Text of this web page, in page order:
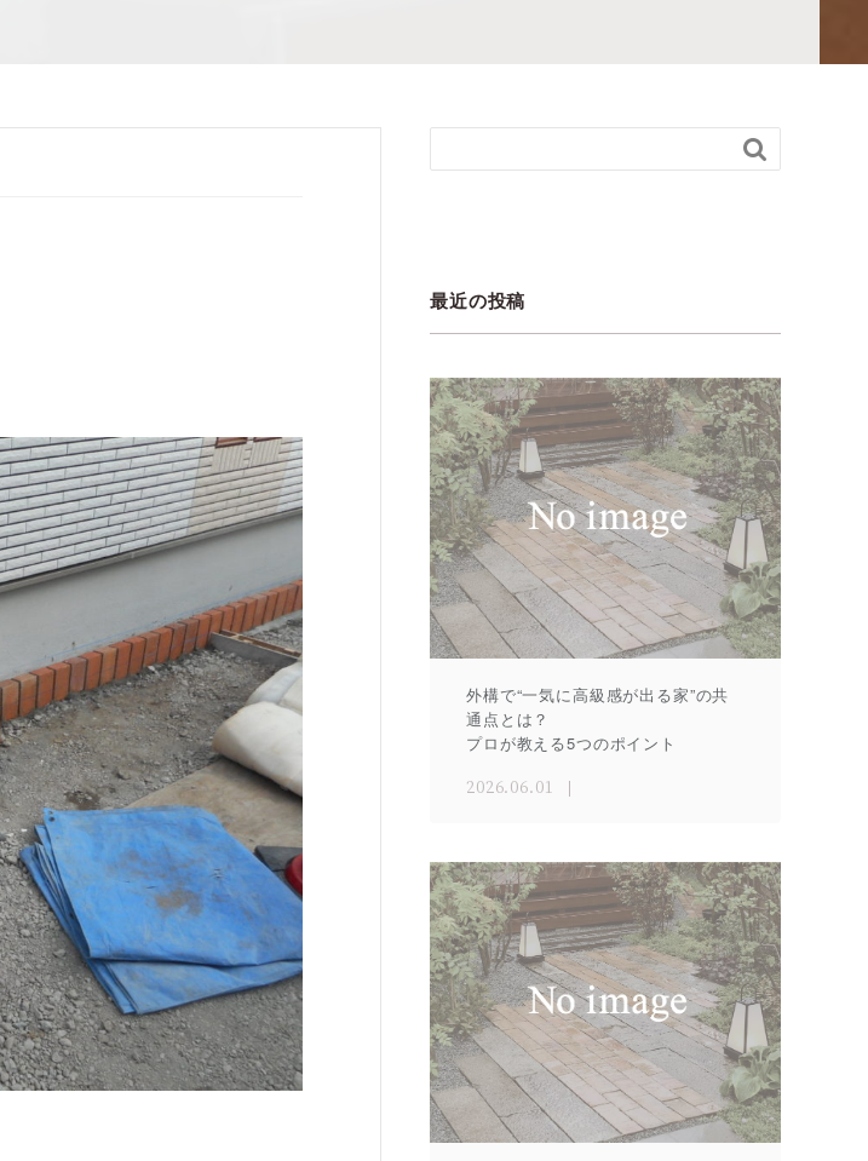

最近の投稿
外構で“一気に高級感が出る家”の共
通点とは？
プロが教える5つのポイント
2026.06.01